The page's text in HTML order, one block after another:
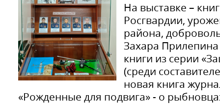
На выставке –
Росгвардии,
района,
Захара
книги из серии
(среди
новая книга
«Рожденные для подвига» - о